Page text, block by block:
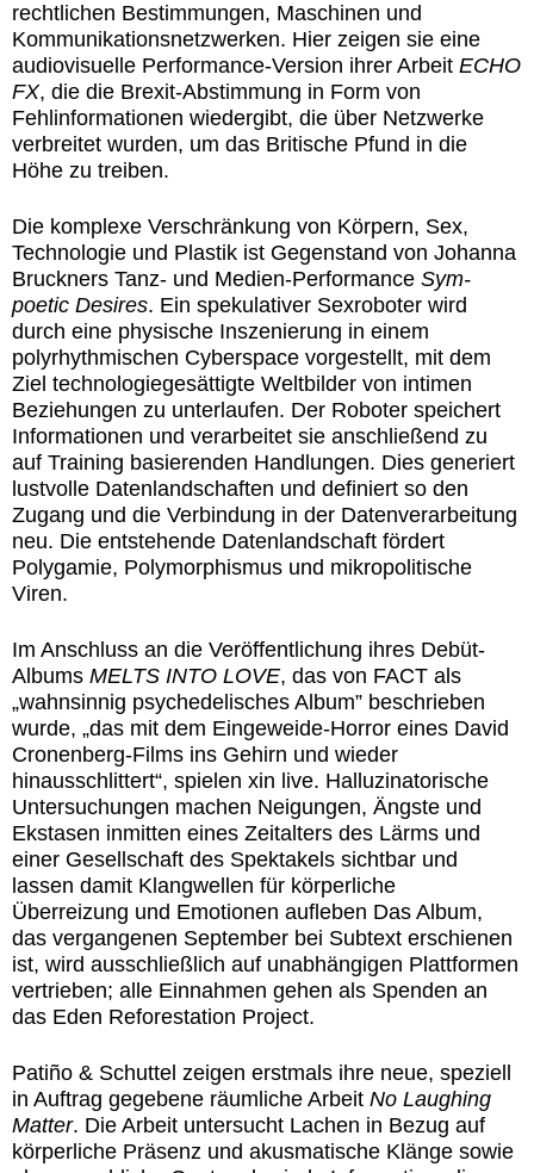
rechtlichen Bestimmungen, Maschinen und
Kommunikationsnetzwerken. Hier zeigen sie eine
audiovisuelle Performance-Version ihrer Arbeit ECHO
FX, die die Brexit-Abstimmung in Form von
Fehlinformationen wiedergibt, die über Netzwerke
verbreitet wurden, um das Britische Pfund in die
Höhe zu treiben.
Die komplexe Verschränkung von Körpern, Sex,
Technologie und Plastik ist Gegenstand von Johanna
Bruckners Tanz- und Medien-Performance Sym-
poetic Desires. Ein spekulativer Sexroboter wird
durch eine physische Inszenierung in einem
polyrhythmischen Cyberspace vorgestellt, mit dem
Ziel technologiegesättigte Weltbilder von intimen
Beziehungen zu unterlaufen. Der Roboter speichert
Informationen und verarbeitet sie anschließend zu
auf Training basierenden Handlungen. Dies generiert
lustvolle Datenlandschaften und definiert so den
Zugang und die Verbindung in der Datenverarbeitung
neu. Die entstehende Datenlandschaft fördert
Polygamie, Polymorphismus und mikropolitische
Viren.
Im Anschluss an die Veröffentlichung ihres Debüt-
Albums MELTS INTO LOVE, das von FACT als
„wahnsinnig psychedelisches Album” beschrieben
wurde, „das mit dem Eingeweide-Horror eines David
Cronenberg-Films ins Gehirn und wieder
hinausschlittert“, spielen xin live. Halluzinatorische
Untersuchungen machen Neigungen, Ängste und
Ekstasen inmitten eines Zeitalters des Lärms und
einer Gesellschaft des Spektakels sichtbar und
lassen damit Klangwellen für körperliche
Überreizung und Emotionen aufleben Das Album,
das vergangenen September bei Subtext erschienen
ist, wird ausschließlich auf unabhängigen Plattformen
vertrieben; alle Einnahmen gehen als Spenden an
das Eden Reforestation Project.
Patiño & Schuttel zeigen erstmals ihre neue, speziell
in Auftrag gegebene räumliche Arbeit No Laughing
Matter. Die Arbeit untersucht Lachen in Bezug auf
körperliche Präsenz und akusmatische Klänge sowie